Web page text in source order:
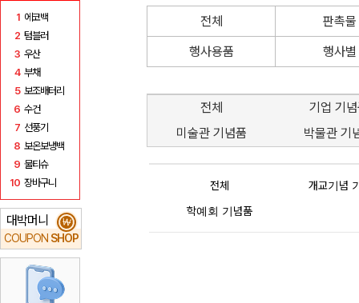
1 에코백
2 텀블러
3 우산
4 부채
5 보조배터리
6 수건
7 선풍기
8 보온보냉백
9 물티슈
10 장바구니
대박머니
COUPON SHOP
₩
전체
판촉물
행사용품
행사별
전체
기업 기
미술관 기념품
박물관 기
전체
개교기념
학예회 기념품